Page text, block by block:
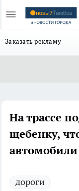
Заказать рекламу
На трассе
щебенку,
автомобили
дороги